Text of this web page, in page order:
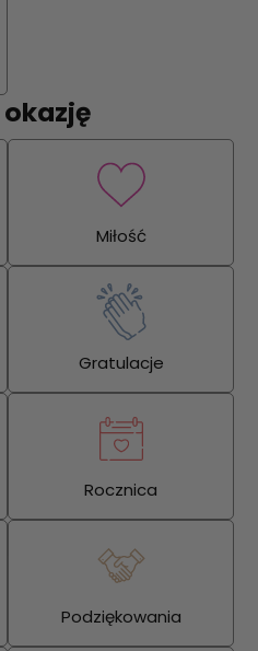
Miłość
Gratulacje
Rocznica
Podziękowania